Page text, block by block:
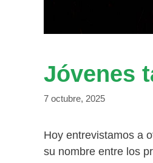
Jóvenes
7 octubre, 2025
Hoy entrevistamos a
su nombre entre los